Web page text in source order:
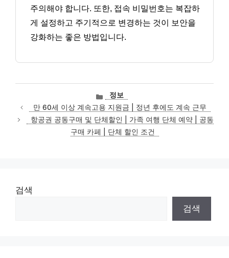
주의해야 합니다. 또한, 접속 비밀번호는 복잡하
게 설정하고 주기적으로 변경하는 것이 보안을
강화하는 좋은 방법입니다.
카
테
고
리
정보
만 60세 이상 계속고용 지원금 | 정년 후에도 계속 근무
항공권 공동구매 및 단체할인 | 가족 여행 단체 예약 | 공동
구매 카페 | 단체 할인 조건
검색
검색